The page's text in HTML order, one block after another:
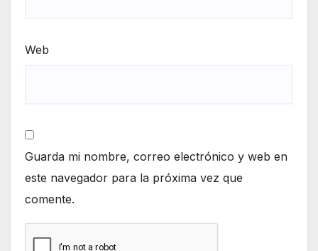
Web
Guarda mi nombre, correo electrónico y web en
este navegador para la próxima vez que
comente.